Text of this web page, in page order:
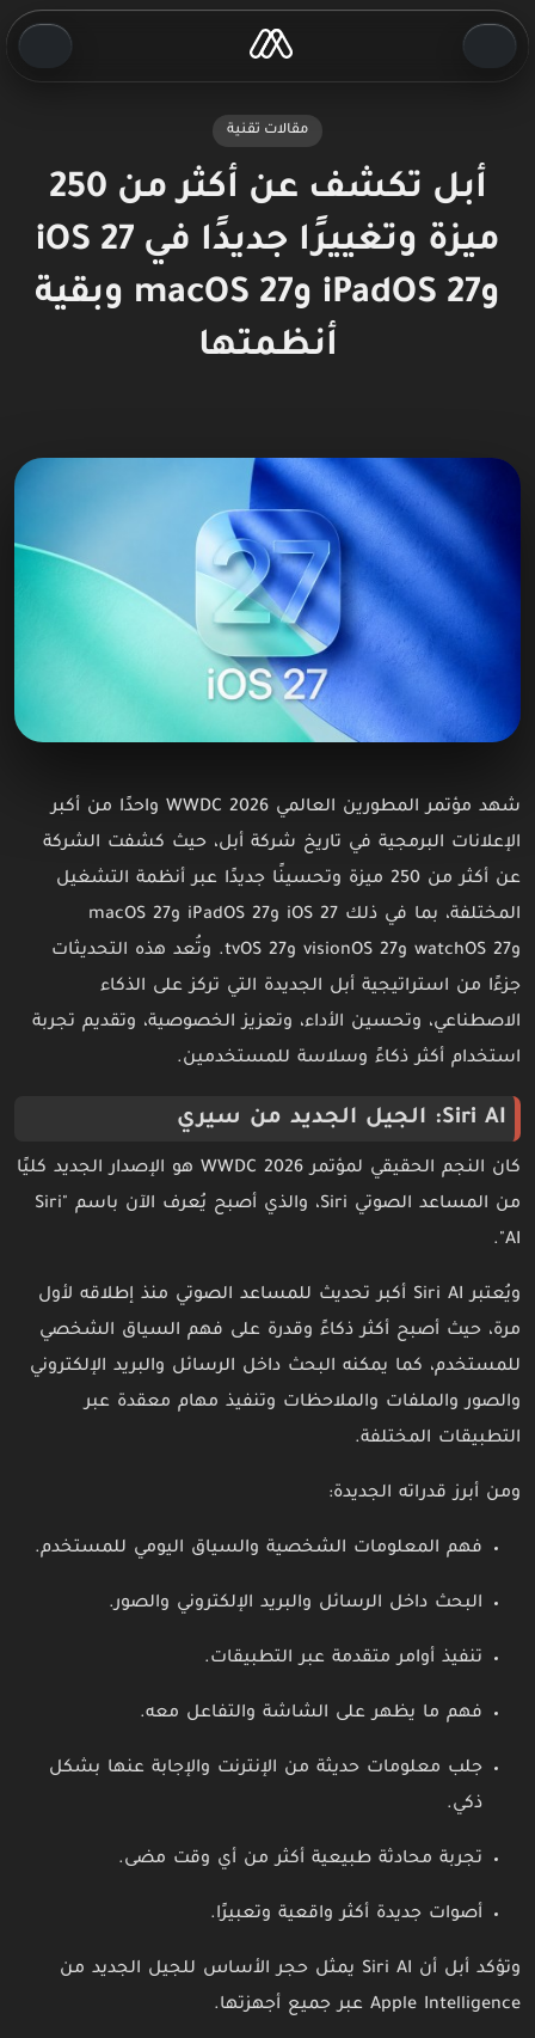
مقالات تقنية
أبل تكشف عن أكثر من 250
ميزة وتغييرًا جديدًا في iOS 27
وiPadOS 27 وmacOS 27 وبقية
أنظمتها
شهد مؤتمر المطورين العالمي WWDC 2026 واحدًا من أكبر
الإعلانات البرمجية في تاريخ شركة أبل، حيث كشفت الشركة
عن أكثر من 250 ميزة وتحسينًا جديدًا عبر أنظمة التشغيل
المختلفة، بما في ذلك iOS 27 وiPadOS 27 وmacOS 27
وwatchOS 27 وvisionOS 27 وtvOS 27. وتُعد هذه التحديثات
جزءًا من استراتيجية أبل الجديدة التي تركز على الذكاء
الاصطناعي، وتحسين الأداء، وتعزيز الخصوصية، وتقديم تجربة
استخدام أكثر ذكاءً وسلاسة للمستخدمين.
Siri AI: الجيل الجديد من سيري
كان النجم الحقيقي لمؤتمر WWDC 2026 هو الإصدار الجديد كليًا
من المساعد الصوتي Siri، والذي أصبح يُعرف الآن باسم "Siri
AI".
ويُعتبر Siri AI أكبر تحديث للمساعد الصوتي منذ إطلاقه لأول
مرة، حيث أصبح أكثر ذكاءً وقدرة على فهم السياق الشخصي
للمستخدم، كما يمكنه البحث داخل الرسائل والبريد الإلكتروني
والصور والملفات والملاحظات وتنفيذ مهام معقدة عبر
التطبيقات المختلفة.
ومن أبرز قدراته الجديدة:
فهم المعلومات الشخصية والسياق اليومي للمستخدم.
البحث داخل الرسائل والبريد الإلكتروني والصور.
تنفيذ أوامر متقدمة عبر التطبيقات.
فهم ما يظهر على الشاشة والتفاعل معه.
جلب معلومات حديثة من الإنترنت والإجابة عنها بشكل
ذكي.
تجربة محادثة طبيعية أكثر من أي وقت مضى.
أصوات جديدة أكثر واقعية وتعبيرًا.
وتؤكد أبل أن Siri AI يمثل حجر الأساس للجيل الجديد من
Apple Intelligence عبر جميع أجهزتها.